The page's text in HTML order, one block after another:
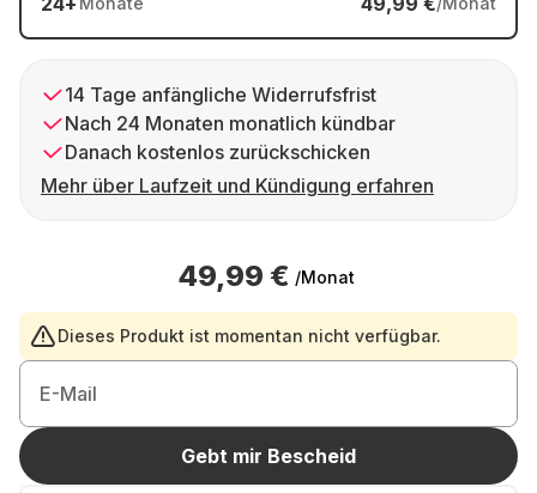
14 Tage anfängliche Widerrufsfrist
Nach 24 Monaten monatlich kündbar
Danach kostenlos zurückschicken
Mehr über Laufzeit und Kündigung erfahren
49,99 € /Monat
Dieses Produkt ist momentan nicht verfügbar.
E-Mail
Gebt mir Bescheid